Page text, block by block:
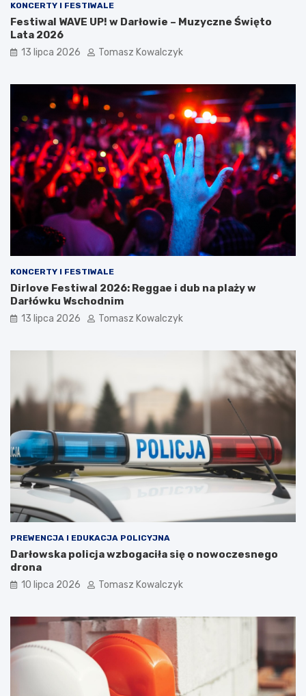
KONCERTY I FESTIWALE
Festiwal WAVE UP! w Darłowie – Muzyczne Święto
Lata 2026
13 lipca 2026 Tomasz Kowalczyk
KONCERTY I FESTIWALE
Dirlove Festiwal 2026: Reggae i dub na plaży w
Darłówku Wschodnim
13 lipca 2026 Tomasz Kowalczyk
PREWENCJA I EDUKACJA POLICYJNA
Darłowska policja wzbogaciła się o nowoczesnego
drona
10 lipca 2026 Tomasz Kowalczyk